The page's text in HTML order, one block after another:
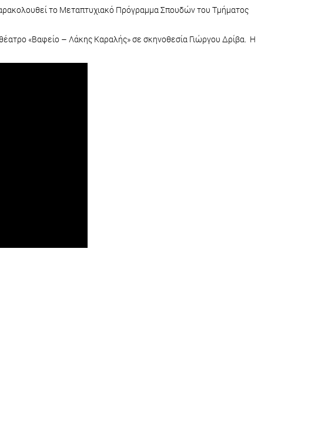
το Μεταπτυχιακό Πρόγραμμα Σπουδών του Τμήματος
«Βαφείο – Λάκης Καραλής» σε σκηνοθεσία Γιώργου Δρίβα. Η